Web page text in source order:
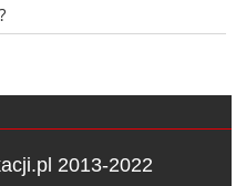
2013-2022